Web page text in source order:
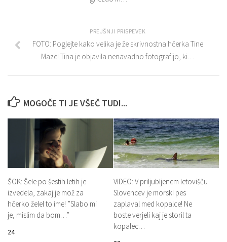
PREJŠNJI PRISPEVEK
FOTO: Poglejte kako velika je že skrivnostna hčerka Tine
Maze! Tina je objavila nenavadno fotografijo, ki…
MOGOČE TI JE VŠEČ TUDI...
ŠOK: Šele po šestih letih je
izvedela, zakaj je mož za
hčerko želel to ime! ”Slabo mi
je, mislim da bom…”
24
VIDEO: V priljubljenem letovišču
Slovencev je morski pes
zaplaval med kopalce! Ne
boste verjeli kaj je storil ta
kopalec…